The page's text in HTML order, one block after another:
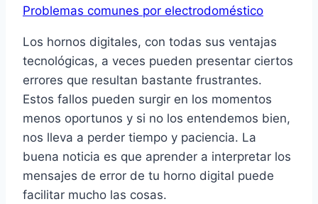
Problemas comunes por electrodoméstico
Los hornos digitales, con todas sus ventajas
tecnológicas, a veces pueden presentar ciertos
errores que resultan bastante frustrantes.
Estos fallos pueden surgir en los momentos
menos oportunos y si no los entendemos bien,
nos lleva a perder tiempo y paciencia. La
buena noticia es que aprender a interpretar los
mensajes de error de tu horno digital puede
facilitar mucho las cosas.